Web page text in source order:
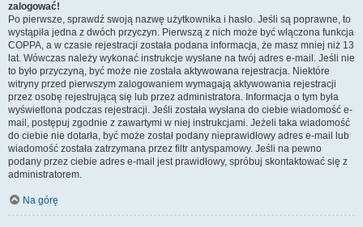
zalogować!
Po pierwsze, sprawdź swoją nazwę użytkownika i hasło. Jeśli są poprawne, to
wystąpiła jedna z dwóch przyczyn. Pierwszą z nich może być włączona funkcja
COPPA, a w czasie rejestracji została podana informacja, że masz mniej niż 13
lat. Wówczas należy wykonać instrukcje wysłane na twój adres e-mail. Jeśli nie
to było przyczyną, być może nie została aktywowana rejestracja. Niektóre
witryny przed pierwszym zalogowaniem wymagają aktywowania rejestracji
przez osobę rejestrującą się lub przez administratora. Informacja o tym była
wyświetlona podczas rejestracji. Jeśli została wysłana do ciebie wiadomość e-
mail, postępuj zgodnie z zawartymi w niej instrukcjami. Jeżeli taka wiadomość
do ciebie nie dotarła, być może został podany nieprawidłowy adres e-mail lub
wiadomość została zatrzymana przez filtr antyspamowy. Jeśli na pewno
podany przez ciebie adres e-mail jest prawidłowy, spróbuj skontaktować się z
administratorem.
Na górę